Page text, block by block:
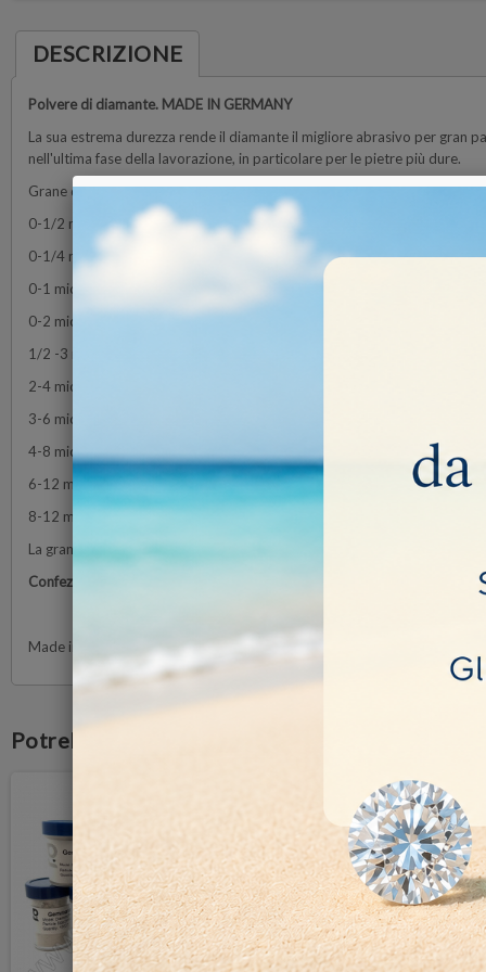
DESCRIZIONE
Polvere di diamante. MADE IN GERMANY
La sua estrema durezza rende il diamante il migliore abrasivo per gran
nell'ultima fase della lavorazione, in particolare per le pietre più dure.
Grane disponibili:
0-1/2 micron (60.000 grit)
0-1/4 micron (100.000 grit)
0-1 micron (28.000 grit)
0-2 micron (14.000 grit)
1/2 -3 micron (9000 grit)
2-4 micron (8.000 grit)
3-6 micron (5.000 grit)
4-8 micron (3.000 grit)
6-12 micron (1.800 grit)
8-12 micron (1.600 grit)
La grana 0-2 è ideale per la lucidatura di pietre sfaccettate quali
Confezione da 100 ct.
Made in Germany
Potrebbe anche piacerti